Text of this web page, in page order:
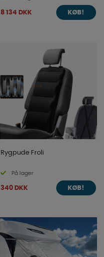
8 134 DKK KØB!
Rygpude Froli
På lager
340 DKK KØB!